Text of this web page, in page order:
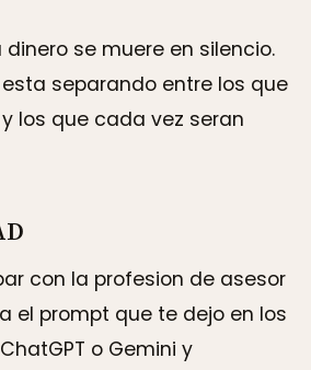
dinero se muere en silencio.
separando entre los que
los que cada vez seran
con la profesion de asesor
el prompt que te dejo en los
o Gemini y